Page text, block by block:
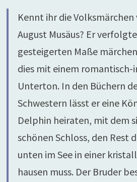
Kennt ihr die
August Musäus? Er
gesteigerten Maße
dies mit einem romantisch-
Unterton. In den Büchern
Schwestern lässt er eine
Delphin heiraten, mit dem
schönen Schloss, den Rest
unten im See in einer
hausen muss. Der Bruder